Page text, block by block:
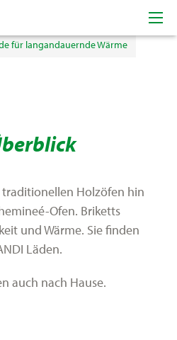
für langandauernde Wärme
Holzöfen hin
Ofen. Briketts
und Wärme. Sie finden
Läden.
auch nach Hause.